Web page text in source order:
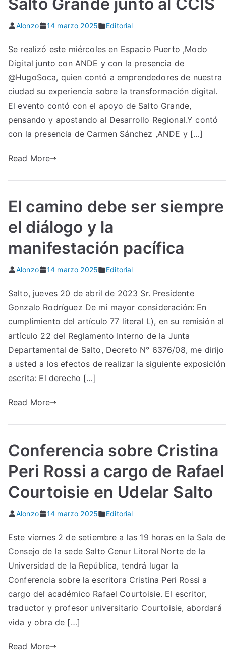
Alonzo 14 marzo 2025 Editorial
Se realizó este miércoles en Espacio Puerto ,Modo
Digital junto con ANDE y con la presencia de
@HugoSoca, quien contó a emprendedores de nuestra
ciudad su experiencia sobre la transformación digital.
El evento contó con el apoyo de Salto Grande,
pensando y apostando al Desarrollo Regional.Y contó
con la presencia de Carmen Sánchez ,ANDE y […]
Read More
El camino debe ser siempre
el diálogo y la
manifestación pacífica
Alonzo 14 marzo 2025 Editorial
Salto, jueves 20 de abril de 2023 Sr. Presidente
Gonzalo Rodríguez De mi mayor consideración: En
cumplimiento del artículo 77 literal L), en su remisión al
artículo 22 del Reglamento Interno de la Junta
Departamental de Salto, Decreto N° 6376/08, me dirijo
a usted a los efectos de realizar la siguiente exposición
escrita: El derecho […]
Read More
Conferencia sobre Cristina
Peri Rossi a cargo de Rafael
Courtoisie en Udelar Salto
Alonzo 14 marzo 2025 Editorial
Este viernes 2 de setiembre a las 19 horas en la Sala de
Consejo de la sede Salto Cenur Litoral Norte de la
Universidad de la República, tendrá lugar la
Conferencia sobre la escritora Cristina Peri Rossi a
cargo del académico Rafael Courtoisie. El escritor,
traductor y profesor universitario Courtoisie, abordará
vida y obra de […]
Read More